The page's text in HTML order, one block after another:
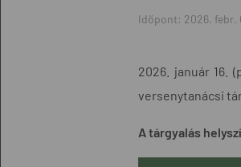
Időpont: 2026. febr.
2026. január 16.
versenytanácsi
A tárgyalás